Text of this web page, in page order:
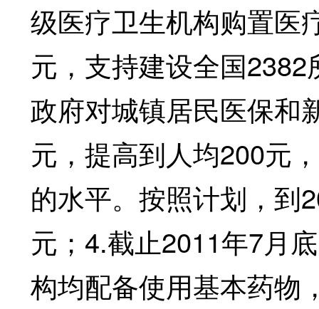
级医疗卫生机构购置医
元，支持建设全国
政府对城镇居民医保和
元，提高到人均200元
的水平。按照计划，到
元；4.截止2011年7月
构均配备使用基本药物